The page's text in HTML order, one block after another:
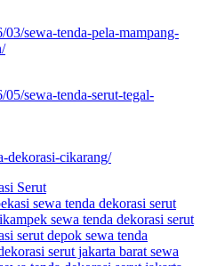
sewa-tenda-pela-mampang-
sewa-tenda-serut-tegal-
dekorasi-cikarang/
Serut
sewa tenda dekorasi serut
sewa tenda dekorasi serut
serut depok sewa tenda
serut jakarta barat sewa